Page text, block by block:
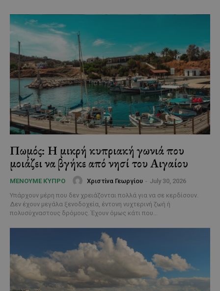
Πωμός: Η μικρή κυπριακή γωνιά που
μοιάζει να βγήκε από νησί του Αιγαίου
ΜΈΝΟΥΜΕ ΚΎΠΡΟ Χριστίνα Γεωργίου - July 30, 2026
Υπάρχουν μέρη που δεν χρειάζονται πολλά για να σε κερδίσουν.
Δεν έχουν μεγάλα ξενοδοχεία, έντονη νυχτερινή ζωή ή
πολυσύχναστους δρόμους. Έχουν όμως κάτι που...